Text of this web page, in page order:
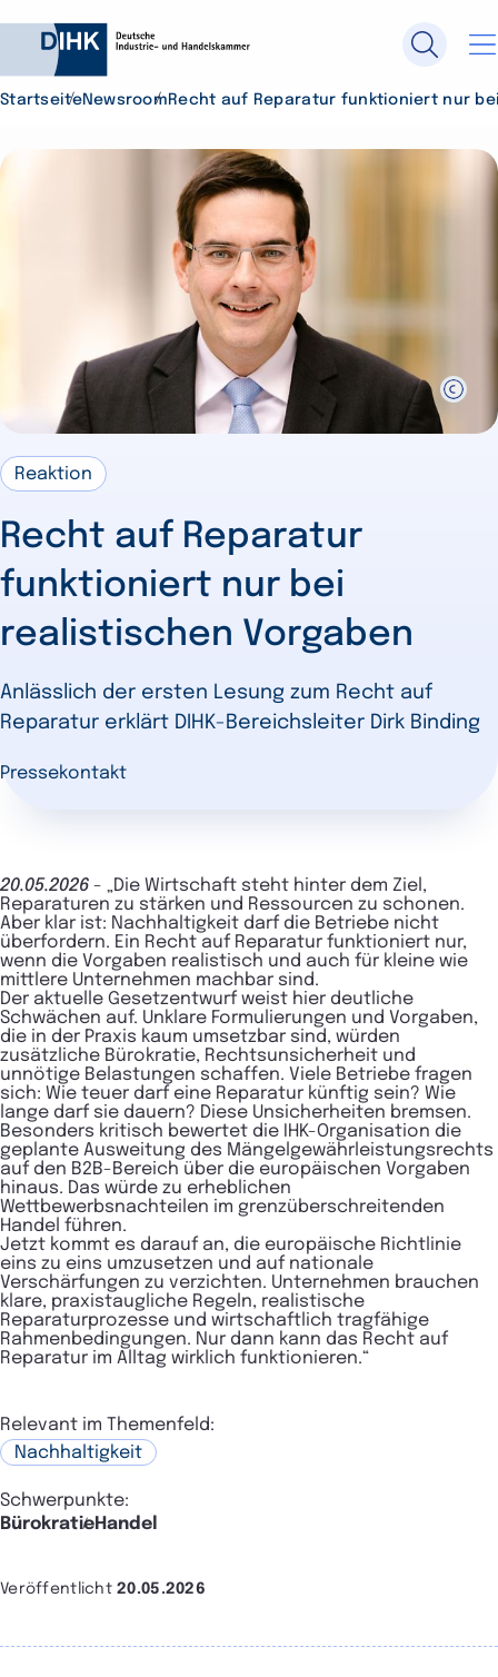
StartseiteNewsroom Recht auf Reparatur funktioniert nur
Reaktion
Recht auf Reparatur
funktioniert nur bei
realistischen Vorgaben
Anlässlich der ersten Lesung zum Recht auf
Reparatur erklärt DIHK-Bereichsleiter Dirk Binding
Pressekontakt
20.05.2026 - „Die Wirtschaft steht hinter dem Ziel,
Reparaturen zu stärken und Ressourcen zu schonen.
Aber klar ist: Nachhaltigkeit darf die Betriebe nicht
überfordern. Ein Recht auf Reparatur funktioniert nur,
wenn die Vorgaben realistisch und auch für kleine wie
mittlere Unternehmen machbar sind.
Der aktuelle Gesetzentwurf weist hier deutliche
Schwächen auf. Unklare Formulierungen und Vorgaben,
die in der Praxis kaum umsetzbar sind, würden
zusätzliche Bürokratie, Rechtsunsicherheit und
unnötige Belastungen schaffen. Viele Betriebe fragen
sich: Wie teuer darf eine Reparatur künftig sein? Wie
lange darf sie dauern? Diese Unsicherheiten bremsen.
Besonders kritisch bewertet die IHK-Organisation die
geplante Ausweitung des Mängelgewährleistungsrechts
auf den B2B-Bereich über die europäischen Vorgaben
hinaus. Das würde zu erheblichen
Wettbewerbsnachteilen im grenzüberschreitenden
Handel führen.
Jetzt kommt es darauf an, die europäische Richtlinie
eins zu eins umzusetzen und auf nationale
Verschärfungen zu verzichten. Unternehmen brauchen
klare, praxistaugliche Regeln, realistische
Reparaturprozesse und wirtschaftlich tragfähige
Rahmenbedingungen. Nur dann kann das Recht auf
Reparatur im Alltag wirklich funktionieren.“
Relevant im Themenfeld:
Nachhaltigkeit
Schwerpunkte:
BürokratieHandel
Veröffentlicht20.05.2026